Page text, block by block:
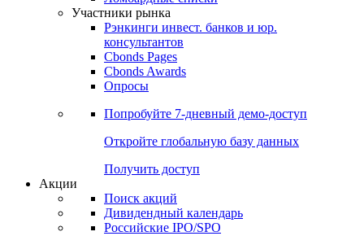
Участники рынка
Рэнкинги инвест. банков и юр.
консультантов
Cbonds Pages
Cbonds Awards
Опросы
Попробуйте 7-дневный демо-доступ
Откройте глобальную базу данных
Получить доступ
Акции
Поиск акций
Дивидендный календарь
Российские IPO/SPO